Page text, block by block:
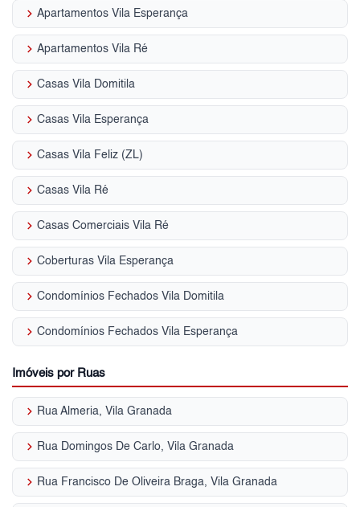
keyboard_arrow_right Apartamentos Vila Esperança
keyboard_arrow_right Apartamentos Vila Ré
keyboard_arrow_right Casas Vila Domitila
keyboard_arrow_right Casas Vila Esperança
keyboard_arrow_right Casas Vila Feliz (ZL)
keyboard_arrow_right Casas Vila Ré
keyboard_arrow_right Casas Comerciais Vila Ré
keyboard_arrow_right Coberturas Vila Esperança
keyboard_arrow_right Condomínios Fechados Vila Domitila
keyboard_arrow_right Condomínios Fechados Vila Esperança
Imóveis por Ruas
keyboard_arrow_right Rua Almeria, Vila Granada
keyboard_arrow_right Rua Domingos De Carlo, Vila Granada
keyboard_arrow_right Rua Francisco De Oliveira Braga, Vila Granada